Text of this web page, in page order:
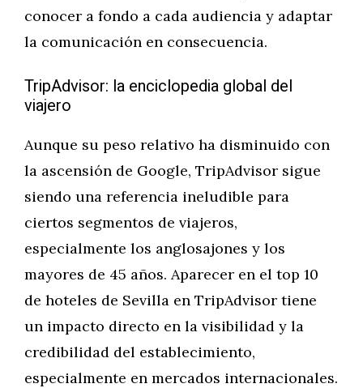
conocer a fondo a cada audiencia y adaptar
la comunicación en consecuencia.
TripAdvisor: la enciclopedia global del
viajero
Aunque su peso relativo ha disminuido con
la ascensión de Google, TripAdvisor sigue
siendo una referencia ineludible para
ciertos segmentos de viajeros,
especialmente los anglosajones y los
mayores de 45 años. Aparecer en el top 10
de hoteles de Sevilla en TripAdvisor tiene
un impacto directo en la visibilidad y la
credibilidad del establecimiento,
especialmente en mercados internacionales.